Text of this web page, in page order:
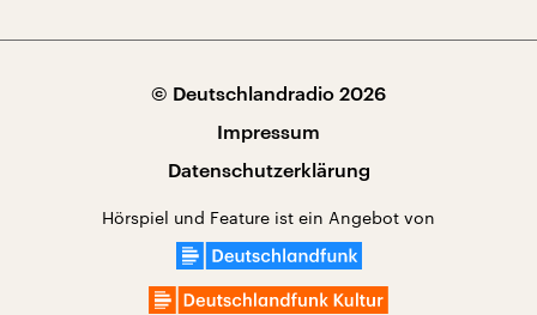
© Deutschlandradio 2026
Impressum
Datenschutzerklärung
Hörspiel und Feature ist ein Angebot von